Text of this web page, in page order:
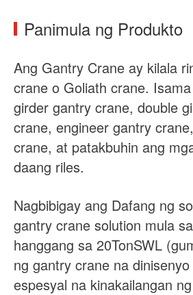
Panimula ng Produkto
Ang Gantry Crane ay kilala
crane o Goliath crane.
girder gantry crane, double
crane, engineer gantry
crane, at patakbuhin ang
daang riles.
Nagbibigay ang Dafang ng
gantry crane solution mula
hanggang sa 20TonSWL
ng gantry crane na
espesyal na kinakailangan